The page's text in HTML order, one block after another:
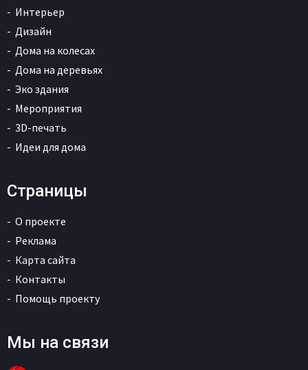
Интерьер
Дизайн
Дома на колесах
Дома на деревьях
Эко здания
Мероприятия
3D-печать
Идеи для дома
Страницы
О проекте
Реклама
Карта сайта
Контакты
Помощь проекту
Мы на связи